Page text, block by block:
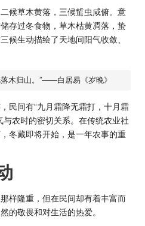
候草木黄落，三候蜇虫咸俯。意
存过冬食物，草木枯黄凋落，蛰
候生动描绘了天地间阳气收敛、
木归山。”——白居易《岁晚》
民间有“九月霜降无霜打，十月霜
与农时的密切关系。在传统农业社
冬藏即将开始，是一年农事的重
样隆重，但在民间却有着丰富而
的敬畏和对生活的热爱。